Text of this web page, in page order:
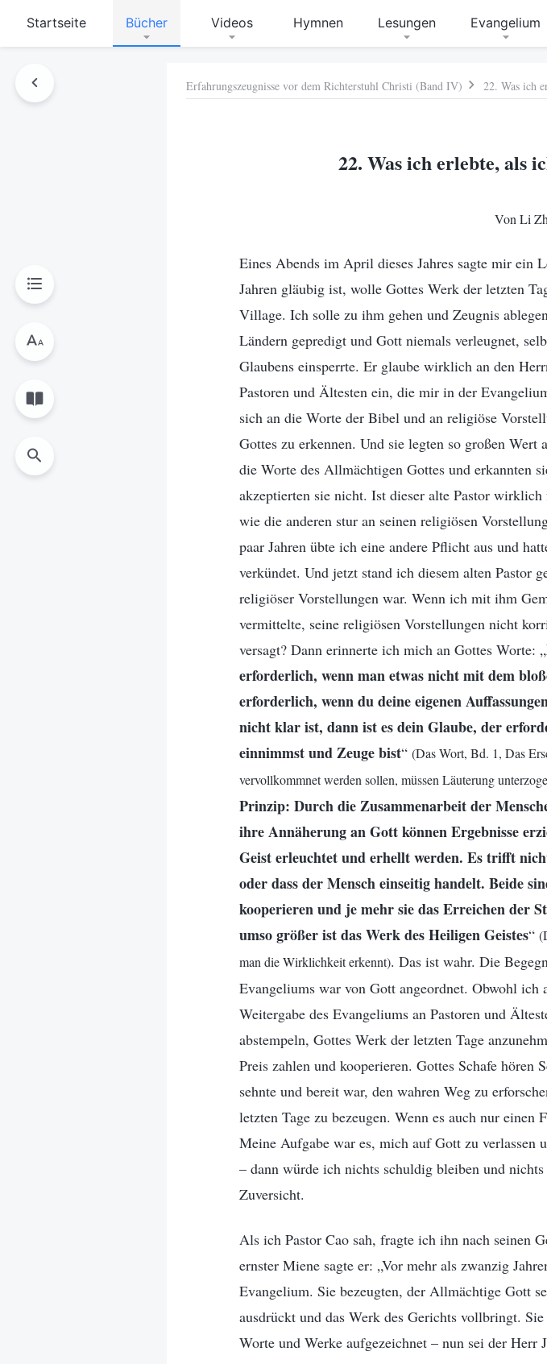
Startseite Bücher Videos Hymnen Lesungen Evangelium
Erfahrungszeugnisse vor dem Richterstuhl Christi (Band IV) 22. Was ich
22. Was ich erlebte, als
Von Li
Eines Abends im April dieses Jahres sagte mir ein
Jahren gläubig ist, wolle Gottes Werk der letzten
Village. Ich solle zu ihm gehen und Zeugnis
Ländern gepredigt und Gott niemals verleugnet,
Glaubens einsperrte. Er glaube wirklich an den
Pastoren und Ältesten ein, die mir in der
sich an die Worte der Bibel und an religiöse
Gottes zu erkennen. Und sie legten so großen
die Worte des Allmächtigen Gottes und erkannten
akzeptierten sie nicht. Ist dieser alte Pastor
wie die anderen stur an seinen religiösen
paar Jahren übte ich eine andere Pflicht aus und
verkündet. Und jetzt stand ich diesem alten Pastor
religiöser Vorstellungen war. Wenn ich mit ihm
vermittelte, seine religiösen Vorstellungen nicht
versagt? Dann erinnerte ich mich an Gottes Worte: „
erforderlich, wenn man etwas nicht mit dem
erforderlich, wenn du deine eigenen
nicht klar ist, dann ist es dein Glaube, der
einnimmst und Zeuge bist“ (Das Wort, Bd. 1, Das
vervollkommnet werden sollen, müssen Läuterung
Prinzip: Durch die Zusammenarbeit der
ihre Annäherung an Gott können Ergebnisse
Geist erleuchtet und erhellt werden. Es trifft
oder dass der Mensch einseitig handelt. Beide
kooperieren und je mehr sie das Erreichen der
umso größer ist das Werk des Heiligen Geistes“
man die Wirklichkeit erkennt). Das ist wahr. Die
Evangeliums war von Gott angeordnet. Obwohl ich
Weitergabe des Evangeliums an Pastoren und
abstempeln, Gottes Werk der letzten Tage
Preis zahlen und kooperieren. Gottes Schafe hören
sehnte und bereit war, den wahren Weg zu
letzten Tage zu bezeugen. Wenn es auch nur
Meine Aufgabe war es, mich auf Gott zu
– dann würde ich nichts schuldig bleiben und
Zuversicht.
Als ich Pastor Cao sah, fragte ich ihn nach seinen
ernster Miene sagte er: „Vor mehr als zwanzig
Evangelium. Sie bezeugten, der Allmächtige Gott
ausdrückt und das Werk des Gerichts vollbringt.
Worte und Werke aufgezeichnet – nun sei der Herr